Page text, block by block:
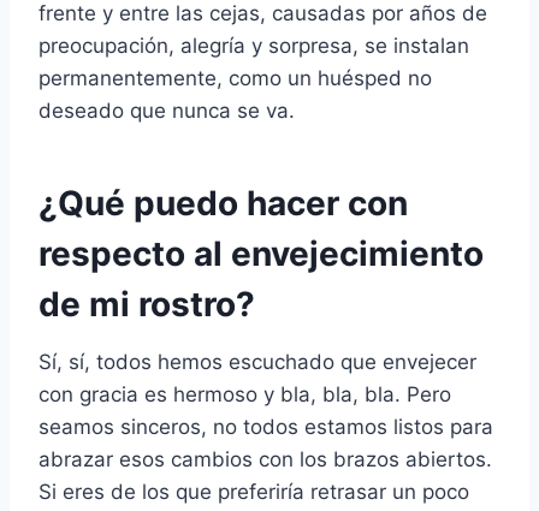
frente y entre las cejas, causadas por años de
preocupación, alegría y sorpresa, se instalan
permanentemente, como un huésped no
deseado que nunca se va.
¿Qué puedo hacer con
respecto al envejecimiento
de mi rostro?
Sí, sí, todos hemos escuchado que envejecer
con gracia es hermoso y bla, bla, bla. Pero
seamos sinceros, no todos estamos listos para
abrazar esos cambios con los brazos abiertos.
Si eres de los que preferiría retrasar un poco